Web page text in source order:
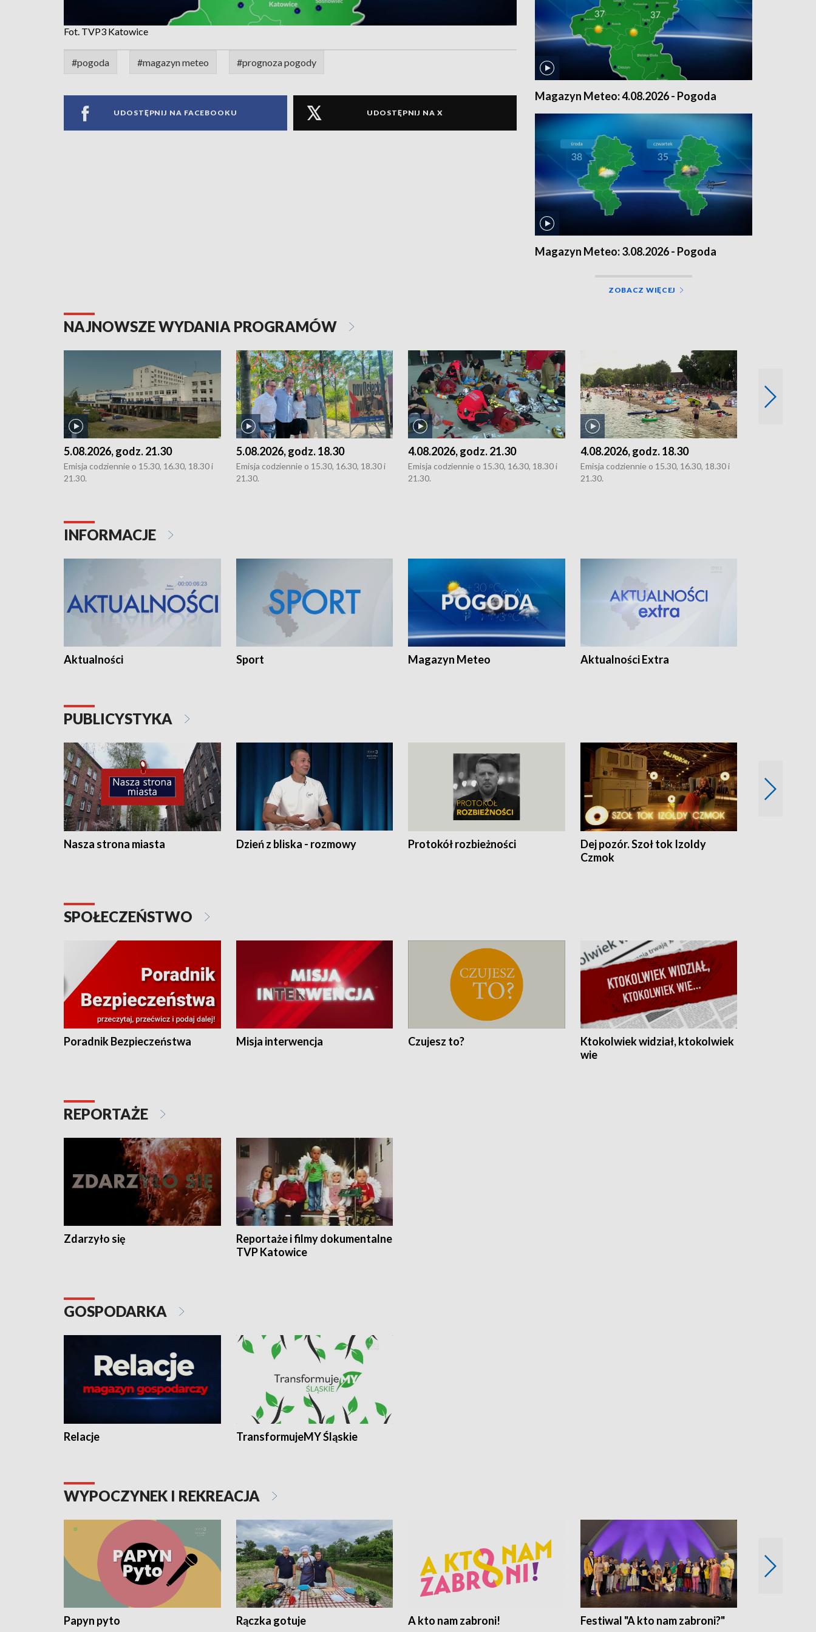
Fot. TVP3 Katowice
#pogoda #magazyn meteo #prognoza pogody
UDOSTĘPNIJ NA FACEBOOKU UDOSTĘPNIJ NA X
Magazyn Meteo: 4.08.2026 - Pogoda
Magazyn Meteo: 3.08.2026 - Pogoda
ZOBACZ WIĘCEJ
NAJNOWSZE WYDANIA PROGRAMÓW
5.08.2026, godz. 21.30
Emisja codziennie o 15.30, 16.30, 18.30 i
21.30.
5.08.2026, godz. 18.30
Emisja codziennie o 15.30, 16.30, 18.30 i
21.30.
4.08.2026, godz. 21.30
Emisja codziennie o 15.30, 16.30, 18.30 i
21.30.
4.08.2026, godz. 18.30
Emisja codziennie o 15.30, 16.30, 18.30 i
21.30.
INFORMACJE
Aktualności Sport Magazyn Meteo Aktualności Extra
PUBLICYSTYKA
Nasza strona miasta Dzień z bliska - rozmowy Protokół rozbieżności
Dej pozór. Szoł tok Izoldy
Czmok
SPOŁECZEŃSTWO
Poradnik Bezpieczeństwa Misja interwencja Czujesz to?
Ktokolwiek widział, ktokolwiek
wie
REPORTAŻE
Zdarzyło się
Reportaże i filmy dokumentalne
TVP Katowice
GOSPODARKA
Relacje TransformujeMY Śląskie
WYPOCZYNEK I REKREACJA
Papyn pyto Rączka gotuje A kto nam zabroni! Festiwal "A kto nam zabroni?"